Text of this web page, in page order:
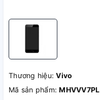
Thương hiệu:Vivo
Mã sản phẩm:MHVVV7PL